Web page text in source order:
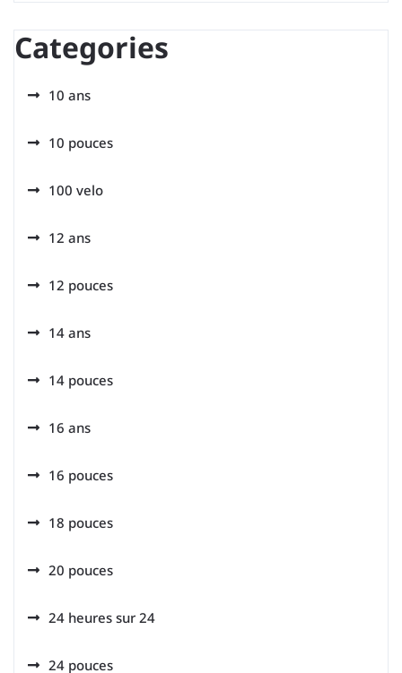
Categories
10 ans
10 pouces
100 velo
12 ans
12 pouces
14 ans
14 pouces
16 ans
16 pouces
18 pouces
20 pouces
24 heures sur 24
24 pouces